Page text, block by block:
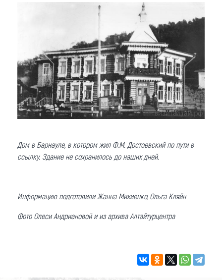
Дом в Барнауле, в котором жил Ф.М. Достоевский по пути в
ссылку. Здание не сохранилось до наших дней.
Информацию подготовили Жанна Михиенко, Ольга Кляйн
Фото Олеси Андриановой и из архива Алтайтурцентра